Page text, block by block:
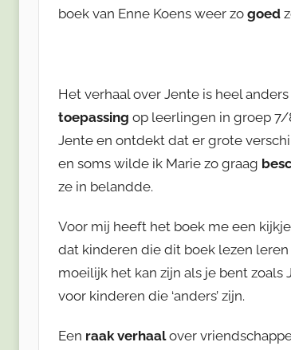
boek van Enne Koens weer zo goed
Het verhaal over Jente is heel
toepassing op leerlingen in groep
Jente en ontdekt dat er grote
en soms wilde ik Marie zo graag
ze in belandde.
Voor mij heeft het boek me een
dat kinderen die dit boek lezen
moeilijk het kan zijn als je bent
voor kinderen die ‘anders’ zijn.
Een raak verhaalover